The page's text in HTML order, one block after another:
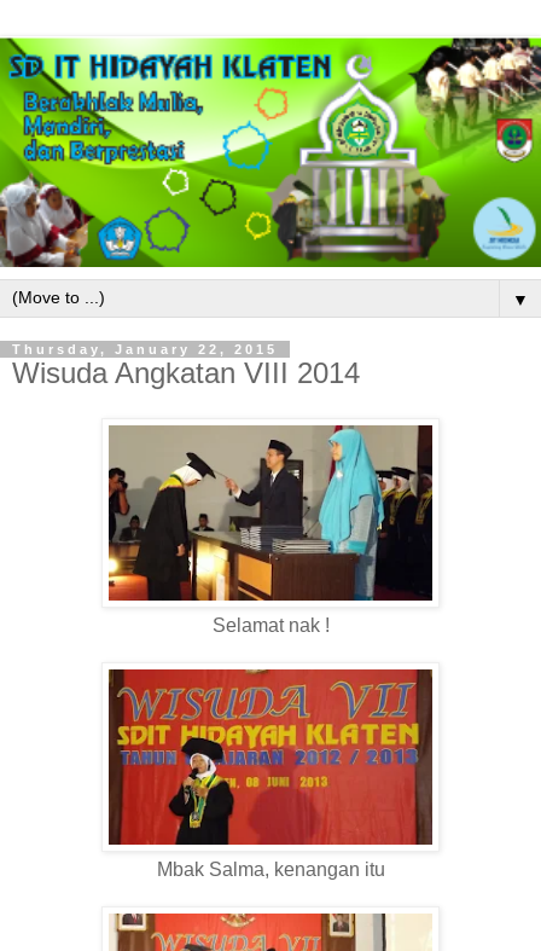
▼
Thursday, January 22, 2015
Wisuda Angkatan VIII 2014
Selamat nak !
Mbak Salma, kenangan itu